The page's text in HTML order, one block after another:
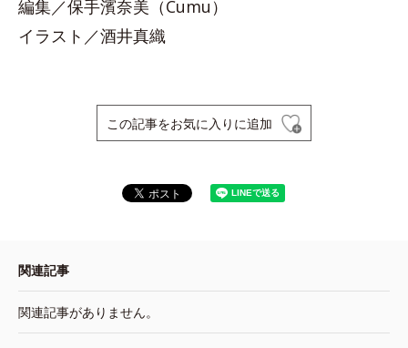
編集／保手濱奈美（Cumu）
イラスト／酒井真織
この記事をお気に入りに追加
関連記事
関連記事がありません。